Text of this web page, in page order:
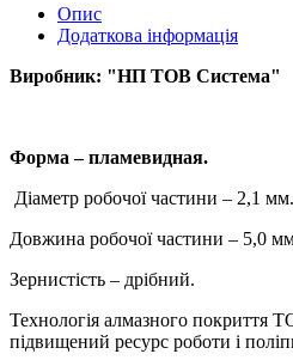
Опис
Додаткова інформація
Виробник: "НП ТОВ Система"
Форма – пламевидная.
Діаметр робочої частини – 2,1 мм.
Довжина робочої частини – 5,0
Зернистість – дрібний.
Технологія алмазного покриття
підвищений ресурс роботи і